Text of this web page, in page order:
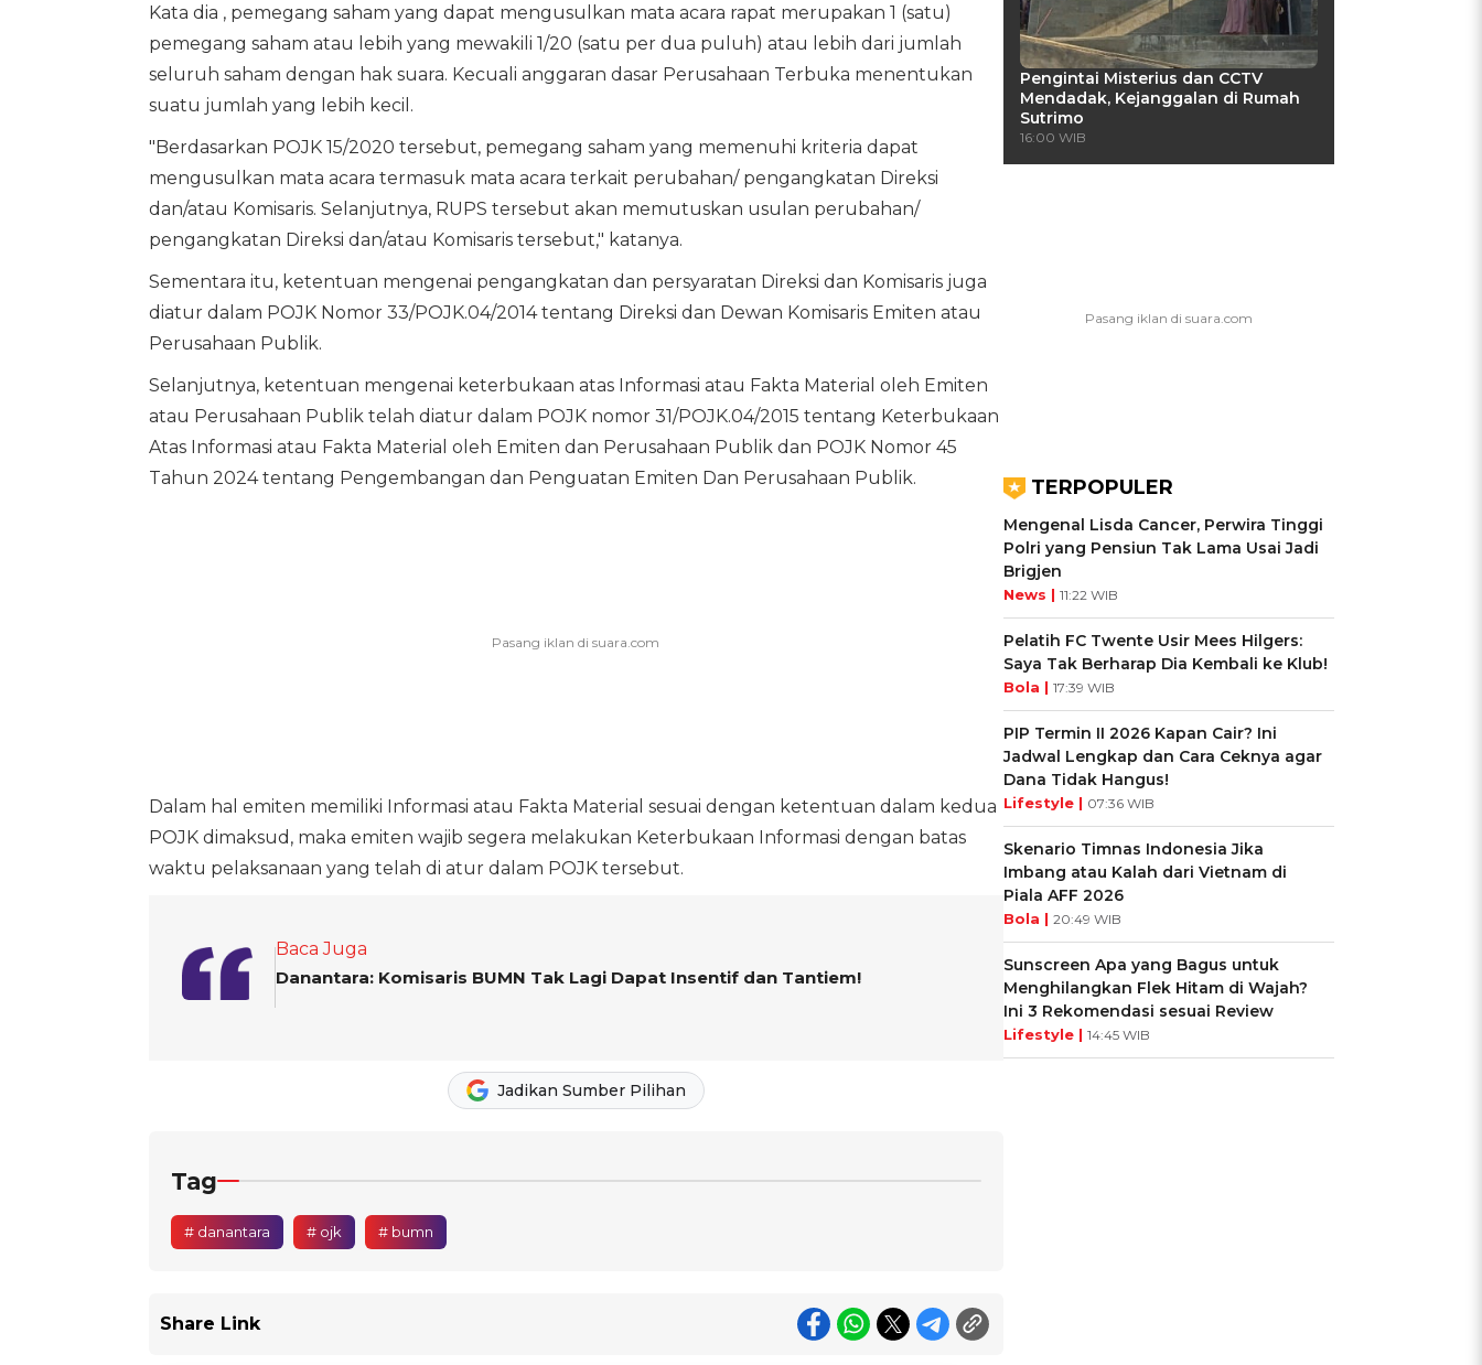
Kata dia , pemegang saham yang dapat mengusulkan mata acara rapat merupakan 1 (satu)
pemegang saham atau lebih yang mewakili 1/20 (satu per dua puluh) atau lebih dari jumlah
seluruh saham dengan hak suara. Kecuali anggaran dasar Perusahaan Terbuka menentukan
suatu jumlah yang lebih kecil.
"Berdasarkan POJK 15/2020 tersebut, pemegang saham yang memenuhi kriteria dapat
mengusulkan mata acara termasuk mata acara terkait perubahan/ pengangkatan Direksi
dan/atau Komisaris. Selanjutnya, RUPS tersebut akan memutuskan usulan perubahan/
pengangkatan Direksi dan/atau Komisaris tersebut," katanya.
Sementara itu, ketentuan mengenai pengangkatan dan persyaratan Direksi dan Komisaris juga
diatur dalam POJK Nomor 33/POJK.04/2014 tentang Direksi dan Dewan Komisaris Emiten atau
Perusahaan Publik.
Selanjutnya, ketentuan mengenai keterbukaan atas Informasi atau Fakta Material oleh Emiten
atau Perusahaan Publik telah diatur dalam POJK nomor 31/POJK.04/2015 tentang Keterbukaan
Atas Informasi atau Fakta Material oleh Emiten dan Perusahaan Publik dan POJK Nomor 45
Tahun 2024 tentang Pengembangan dan Penguatan Emiten Dan Perusahaan Publik.
Dalam hal emiten memiliki Informasi atau Fakta Material sesuai dengan ketentuan dalam kedua
POJK dimaksud, maka emiten wajib segera melakukan Keterbukaan Informasi dengan batas
waktu pelaksanaan yang telah di atur dalam POJK tersebut.
Baca Juga
Danantara: Komisaris BUMN Tak Lagi Dapat Insentif dan Tantiem!
Jadikan Sumber Pilihan
Tag
# danantara # ojk # bumn
Share Link
Pengintai Misterius dan CCTV
Mendadak, Kejanggalan di Rumah
Sutrimo
16:00 WIB
TERPOPULER
Mengenal Lisda Cancer, Perwira Tinggi
Polri yang Pensiun Tak Lama Usai Jadi
Brigjen
News | 11:22 WIB
Pelatih FC Twente Usir Mees Hilgers:
Saya Tak Berharap Dia Kembali ke Klub!
Bola | 17:39 WIB
PIP Termin II 2026 Kapan Cair? Ini
Jadwal Lengkap dan Cara Ceknya agar
Dana Tidak Hangus!
Lifestyle | 07:36 WIB
Skenario Timnas Indonesia Jika
Imbang atau Kalah dari Vietnam di
Piala AFF 2026
Bola | 20:49 WIB
Sunscreen Apa yang Bagus untuk
Menghilangkan Flek Hitam di Wajah?
Ini 3 Rekomendasi sesuai Review
Lifestyle | 14:45 WIB